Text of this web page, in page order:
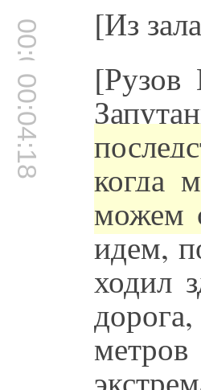
00:04:17 [Из
00:04:18 [Рузов
когда
можем
идем,
ходил